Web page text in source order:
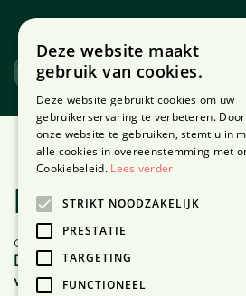
naar
content
Home Nieuws Maak je eigen Plant
Website Webshop
Maak je
Gepubliceerd op
Deze nieuwe lijn van Esschert
waarin ze zichzelf kunnen redden.
Deze website maakt
gebruik van cookies.
Deze website gebruikt cookies om uw
gebruikerservaring te verbeteren. Door
onze website te gebruiken, stemt u in
alle cookies in overeenstemming met
Cookiebeleid. Lees verder
STRIKT NOODZAKELIJK
PRESTATIE
TARGETING
FUNCTIONEEL